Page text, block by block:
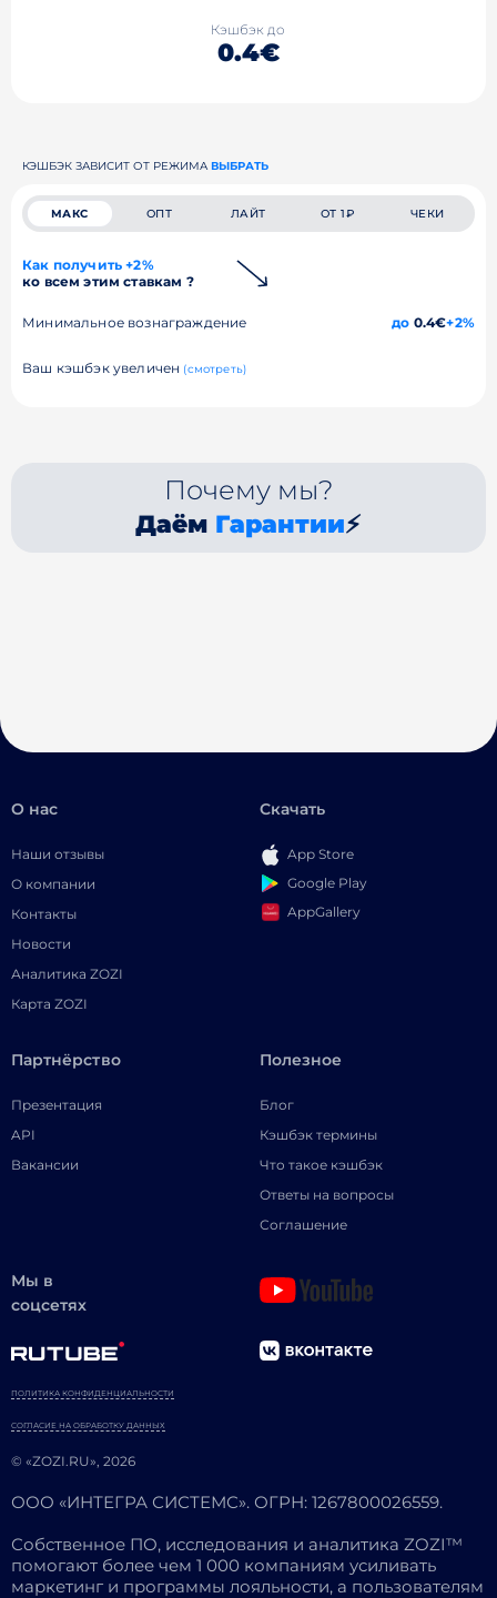
Кэшбэк до
0.4€
КЭШБЭК ЗАВИСИТ ОТ РЕЖИМА ВЫБРАТЬ
МАКС ОПТ ЛАЙТ ОТ 1₽ ЧЕКИ
Как получить +2%
ко всем этим ставкам ?
Минимальное вознаграждение до 0.4€+2%
Ваш кэшбэк увеличен (смотреть)
Почему мы?
Даём Гарантии⚡
О нас
Наши отзывы
О компании
Контакты
Новости
Аналитика ZOZI
Карта ZOZI
Скачать
App Store
Google Play
AppGallery
Партнёрство
Презентация
API
Вакансии
Полезное
Блог
Кэшбэк термины
Что такое кэшбэк
Ответы на вопросы
Соглашение
Мы в
соцсетях
© «ZOZI.RU», 2026
ПОЛИТИКА КОНФИДЕНЦИАЛЬНОСТИ
СОГЛАСИЕ НА ОБРАБОТКУ ДАННЫХ
ООО «ИНТЕГРА СИСТЕМС». ОГРН: 1267800026559.
Собственное ПО, исследования и аналитика ZOZI™
помогают более чем 1 000 компаниям усиливать
маркетинг и программы лояльности, а пользователям